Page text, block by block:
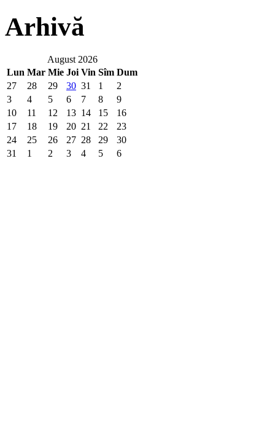
Arhivă
August 2026
Lun Mar Mie Joi Vin Sîm Dum
27
28 29 30 31 1
2
3
4 5 6 7 8
9
10
11 12 13 14 15
16
17
18 19 20 21 22
23
24
25 26 27 28 29
30
31
1 2 3 4 5 6